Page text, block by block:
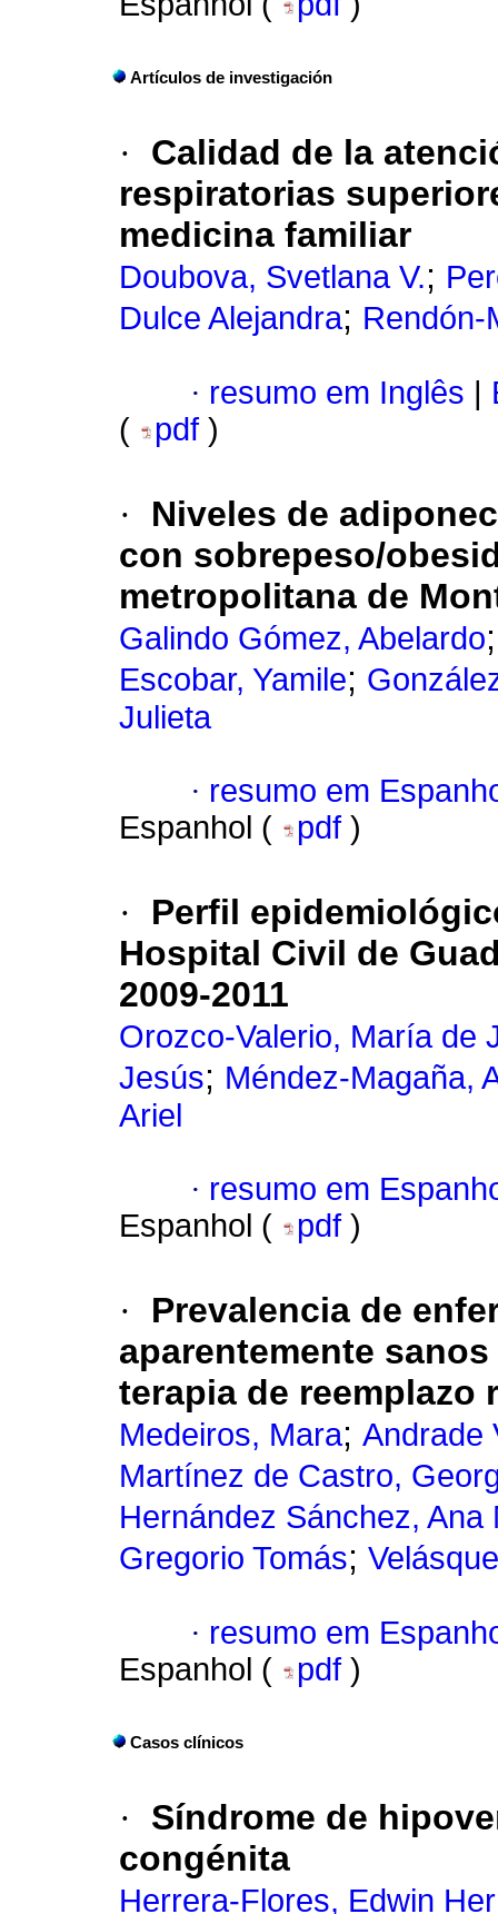
Artículos de investigación
·
Calidad de la
respiratorias
medicina familiar
Doubova, Svetlana V.;
Dulce Alejandra; Rendón-
· resumo em Inglês
(
pdf )
·
Niveles de
con sobrepeso/
metropolitana de
Galindo Gómez, Abelardo
Escobar, Yamile;
Julieta
· resumo em
Espanhol (
pdf )
·
Perfil
Hospital Civil de
2009-2011
Orozco-Valerio, María de
Jesús; Méndez-Magaña,
Ariel
· resumo em
Espanhol (
pdf )
·
Prevalencia de
aparentemente
terapia de reemplazo
Medeiros, Mara; Andrade
Martínez de Castro,
Hernández Sánchez, Ana
Gregorio Tomás;
· resumo em
Espanhol (
pdf )
Casos clínicos
·
Síndrome de
congénita
Herrera-Flores, Edwin